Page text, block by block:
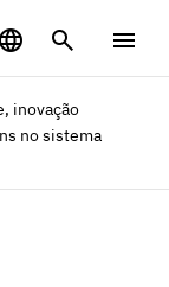
inovação
no sistema